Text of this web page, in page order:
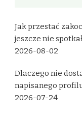
Jak przestać
jeszcze nie
2026-08-02
Dlaczego nie
napisanego
2026-07-24